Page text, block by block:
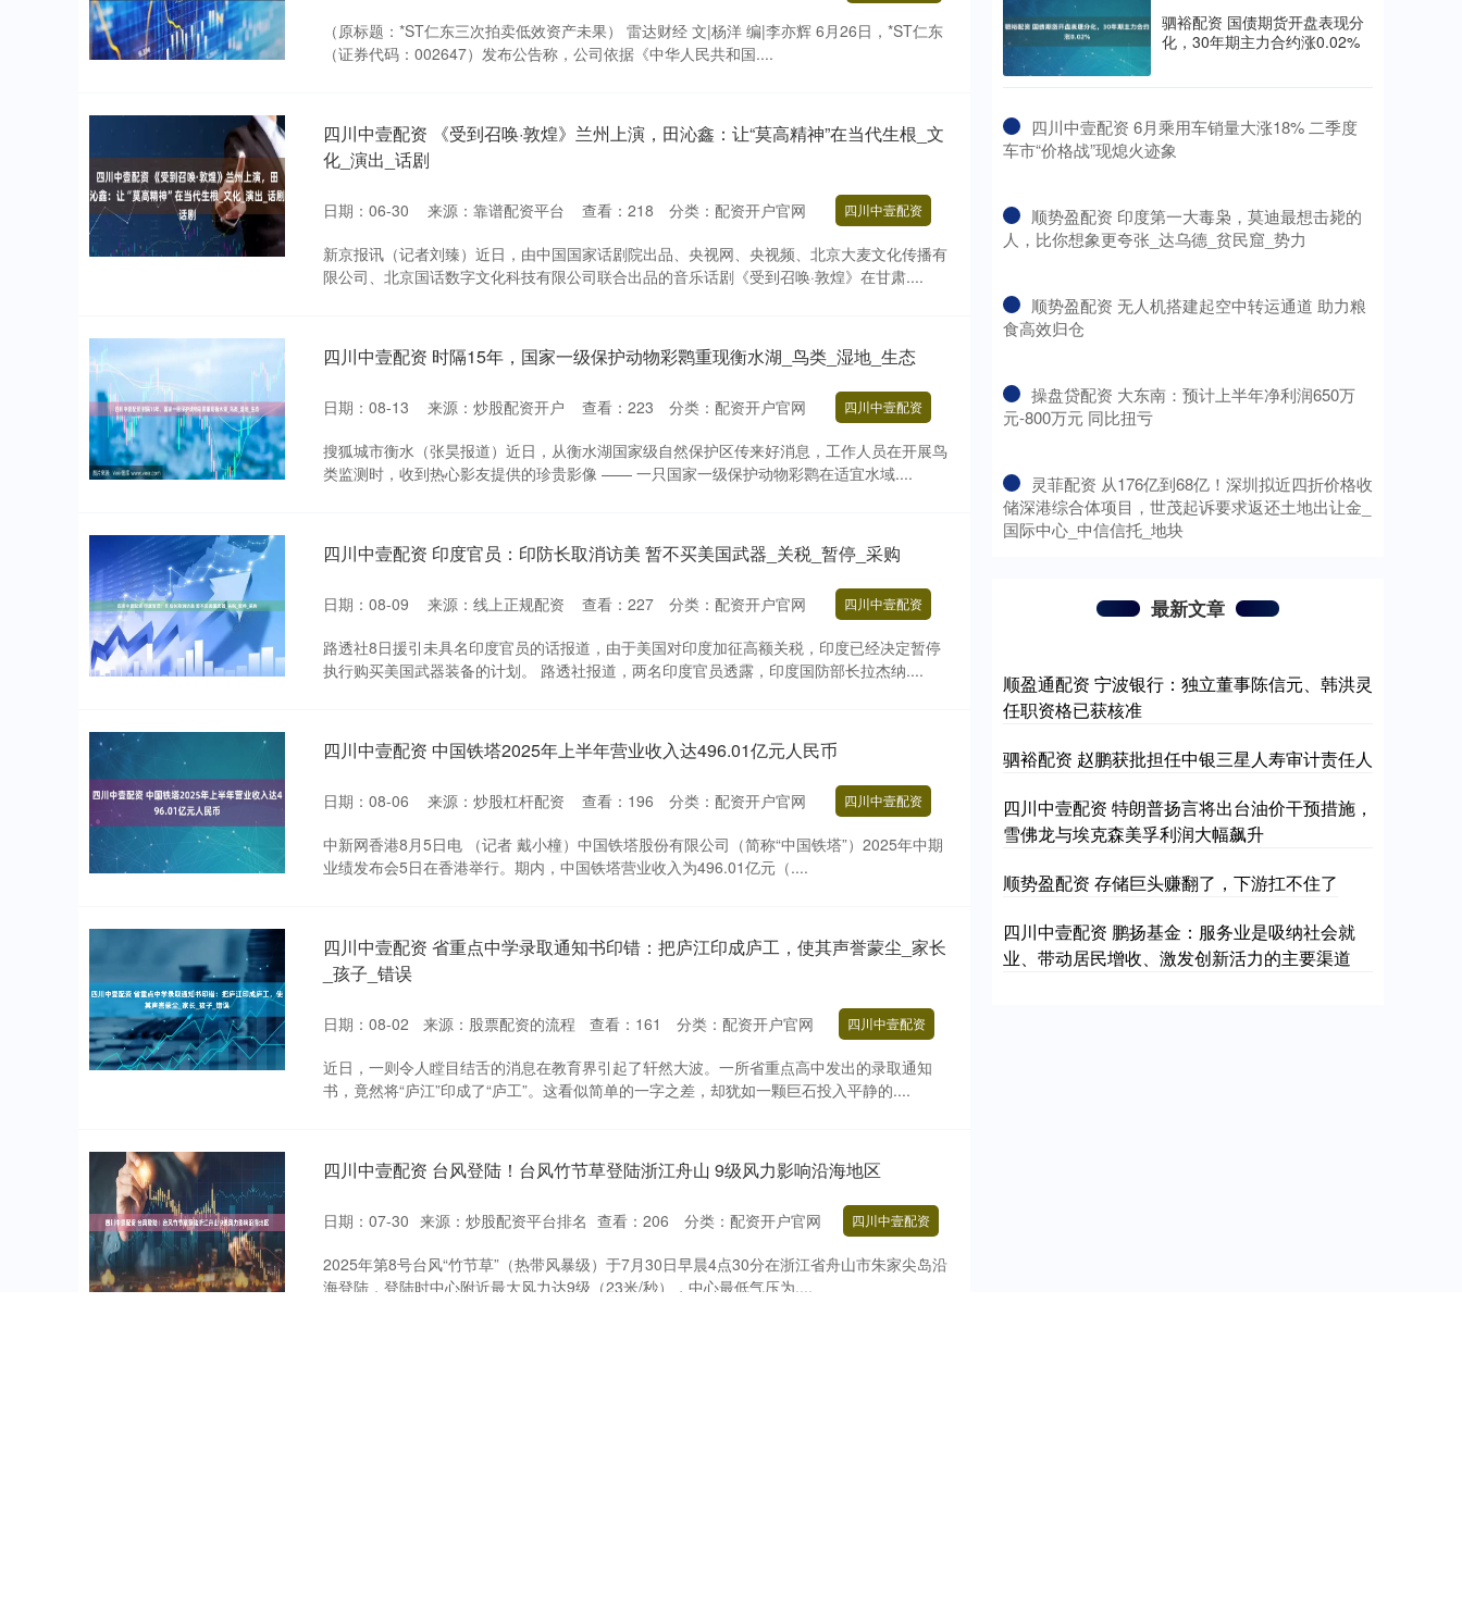
（原标题：*ST仁东三次拍卖低效资产未果） 雷达财经 文|杨洋 编|李亦辉 6月26日，*ST仁东
（证券代码：002647）发布公告称，公司依据《中华人民共和国....
四川中壹配资 《受到召唤·敦煌》兰州上演，田沁鑫：让“莫高精神”在当代生根_文
化_演出_话剧
日期：06-30 来源：靠谱配资平台 查看： 218 分类： 配资开户官网 四川中壹配资
新京报讯（记者刘臻）近日，由中国国家话剧院出品、央视网、央视频、北京大麦文化传播有
限公司、北京国话数字文化科技有限公司联合出品的音乐话剧《受到召唤·敦煌》在甘肃....
四川中壹配资 时隔15年，国家一级保护动物彩鹮重现衡水湖_鸟类_湿地_生态
日期：08-13 来源：炒股配资开户 查看： 223 分类： 配资开户官网 四川中壹配资
搜狐城市衡水（张昊报道）近日，从衡水湖国家级自然保护区传来好消息，工作人员在开展鸟
类监测时，收到热心影友提供的珍贵影像 —— 一只国家一级保护动物彩鹮在适宜水域....
四川中壹配资 印度官员：印防长取消访美 暂不买美国武器_关税_暂停_采购
日期：08-09 来源：线上正规配资 查看： 227 分类： 配资开户官网 四川中壹配资
路透社8日援引未具名印度官员的话报道，由于美国对印度加征高额关税，印度已经决定暂停
执行购买美国武器装备的计划。 路透社报道，两名印度官员透露，印度国防部长拉杰纳....
四川中壹配资 中国铁塔2025年上半年营业收入达496.01亿元人民币
日期：08-06 来源：炒股杠杆配资 查看： 196 分类： 配资开户官网 四川中壹配资
中新网香港8月5日电 （记者 戴小橦）中国铁塔股份有限公司（简称“中国铁塔”）2025年中期
业绩发布会5日在香港举行。期内，中国铁塔营业收入为496.01亿元（....
四川中壹配资 省重点中学录取通知书印错：把庐江印成庐工，使其声誉蒙尘_家长
_孩子_错误
日期：08-02 来源：股票配资的流程 查看： 161 分类： 配资开户官网 四川中壹配资
近日，一则令人瞠目结舌的消息在教育界引起了轩然大波。一所省重点高中发出的录取通知
书，竟然将“庐江”印成了“庐工”。这看似简单的一字之差，却犹如一颗巨石投入平静的....
四川中壹配资 台风登陆！台风竹节草登陆浙江舟山 9级风力影响沿海地区
日期：07-30 来源：炒股配资平台排名 查看： 206 分类： 配资开户官网 四川中壹配资
2025年第8号台风“竹节草”（热带风暴级）于7月30日早晨4点30分在浙江省舟山市朱家尖岛沿
海登陆，登陆时中心附近最大风力达9级（23米/秒），中心最低气压为....
驷裕配资 国债期货开盘表现分
化，30年期主力合约涨0.02%
​四川中壹配资 6月乘用车销量大涨18% 二季度
车市“价格战”现熄火迹象
​顺势盈配资 印度第一大毒枭，莫迪最想击毙的
人，比你想象更夸张_达乌德_贫民窟_势力
​顺势盈配资 无人机搭建起空中转运通道 助力粮
食高效归仓
​操盘贷配资 大东南：预计上半年净利润650万
元-800万元 同比扭亏
​灵菲配资 从176亿到68亿！深圳拟近四折价格收
储深港综合体项目，世茂起诉要求返还土地出让金_
国际中心_中信信托_地块
最新文章
顺盈通配资 宁波银行：独立董事陈信元、韩洪灵
任职资格已获核准
驷裕配资 赵鹏获批担任中银三星人寿审计责任人
四川中壹配资 特朗普扬言将出台油价干预措施，
雪佛龙与埃克森美孚利润大幅飙升
顺势盈配资 存储巨头赚翻了，下游扛不住了
四川中壹配资 鹏扬基金：服务业是吸纳社会就
业、带动居民增收、激发创新活力的主要渠道